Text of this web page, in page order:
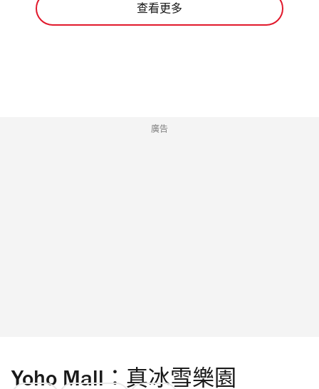
查看更多
廣告
Yoho Mall：真冰雪樂園